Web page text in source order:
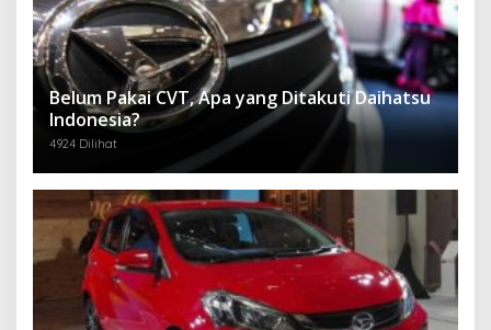
Belum Pakai CVT, Apa yang Ditakuti Daihatsu
Indonesia?
4924 Dilihat